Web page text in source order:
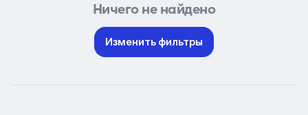
Ничего не найдено
Изменить фильтры